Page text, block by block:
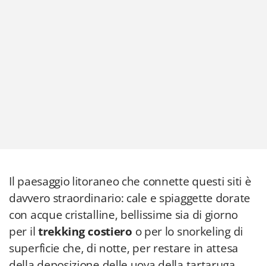
Il paesaggio litoraneo che connette questi siti è
davvero straordinario: cale e spiaggette dorate
con acque cristalline, bellissime sia di giorno
per iltrekking costiero o per lo snorkeling di
superficie che, di notte, per restare in attesa